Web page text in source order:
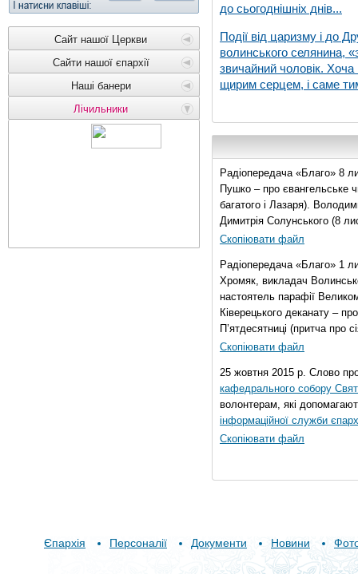
Сайт нашої Церкви
Сайти нашої єпархії
Наші банери
Лічильники
до сьогоднішніх днів...
Події від царизму і до
волинського селянина,
звичайний чоловік. Хоча
щирим серцем, і саме
Радіопередача «Благо» 8
Пушко – про євангельське
багатого і Лазаря).
Димитрія Солунського (8
Скопіювати файл
Радіопередача «Благо» 1
Хромяк, викладач
настоятель парафії
Ківерецького деканату –
П’ятдесятниці (притча про
Скопіювати файл
25 жовтня 2015 р. Слово
кафедрального собору
волонтерам, які
інформаційної служби
Скопіювати файл
Єпархія Персоналії Документи Новини